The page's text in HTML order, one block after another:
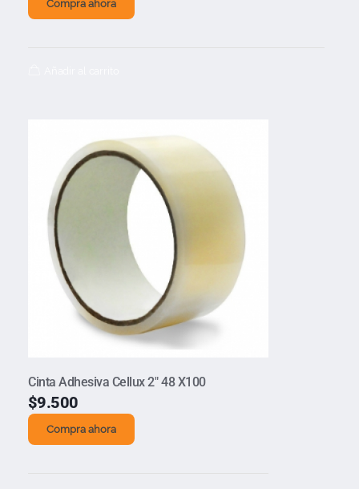
Compra ahora
Cinta Adhesiva Cellux 2″ 48 X100
$9.500
Compra ahora